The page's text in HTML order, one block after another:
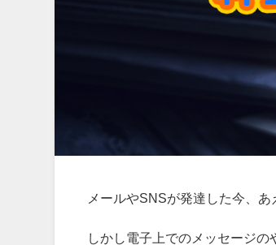
メールやSNSが発達した今、
しかし電子上でのメッセージ